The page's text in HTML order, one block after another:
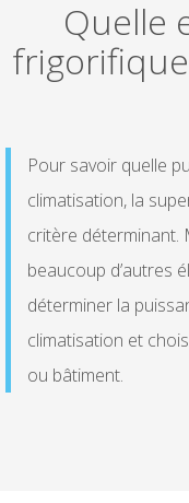
Quelle
Pour savoir quelle
climatisation, la
critère déterminant.
beaucoup d’autres
déterminer la
climatisation et
ou bâtiment.